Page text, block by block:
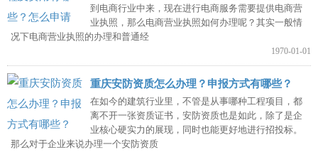
到电商行业中来，现在进行电商服务需要提供电商营
业执照，那么电商营业执照如何办理呢？其实一般情
况下电商营业执照的办理和普通经
1970-01-01
重庆安防资质怎么办理？申报方式有哪些？
在如今的建筑行业里，不管是从事哪种工程项目，都
离不开一张资质证书，安防资质也是如此，除了是企
业核心硬实力的展现，同时也能更好地进行招投标。
那么对于企业来说办理一个安防资质